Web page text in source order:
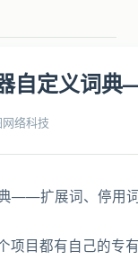
自定义词
络科技
项目都有自己的